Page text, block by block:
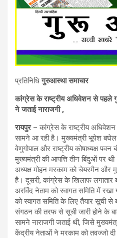
प्रतिनिधिगुरुआस्था समाचार
कांग्रेस के राष्ट्रीय अधिवेशन से पहले
ने जताई नाराजगी ,
रायपुर– कांग्रेस के राष्ट्रीय अधिवेशन
सामने आ रही है। मुख्यमंत्री भूपेश बघेल
वेणुगोपाल और राष्ट्रीय कोषाध्यक्ष
मुख्यमंत्री की आपत्ति तीन बिंदुओं पर
अध्यक्ष मोहन मरकाम को चेयरमैन और
है। दूसरी, कांग्रेस के खिलाफ लगातार
अरविंद नेताम को स्वागत समिति में
को स्वागत समिति के लिए तैयार सूची से
संगठन की तरफ से सूची जारी होने के
सामने नाराजगी जताई थी, जिसे
केंद्रीय नेताओं ने मरकाम को तवज्जो